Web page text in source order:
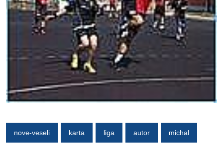
nove-veseli karta liga autor michal